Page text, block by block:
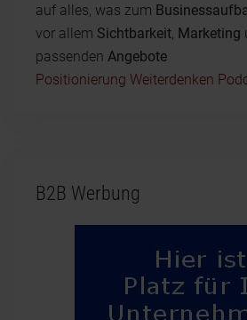
auf alles, was zum
vor allem Sichtbarkeit, Marketing
passenden Angebote
Positionierung Weiterdenken
B2B Werbung